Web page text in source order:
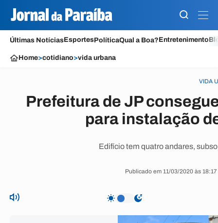
Últimas NotíciasEsportesPolíticaQual a Boa?Entretenimento
Home>cotidiano>vida urbana
VIDA
Prefeitura de JP
para instalação
Edifício tem quatro andares,
Publicado em 11/03/2020 às